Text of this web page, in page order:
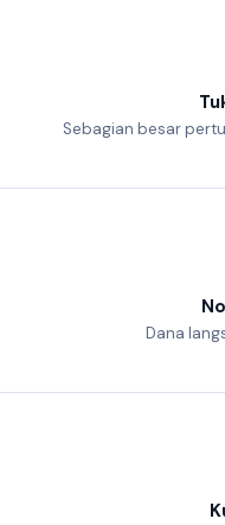
Sebagian besar
Dana